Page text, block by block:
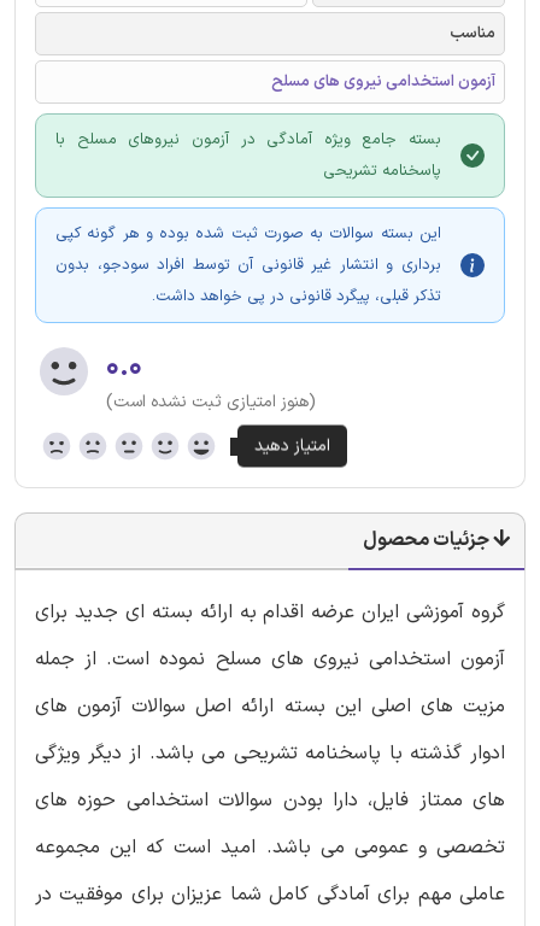
مناسب
آزمون استخدامی نیروی های مسلح
بسته جامع ویژه آمادگی در آزمون نیروهای مسلح با
پاسخنامه تشریحی
این بسته سوالات به صورت ثبت شده بوده و هر گونه کپی
برداری و انتشار غیر قانونی آن توسط افراد سودجو، بدون
تذکر قبلی، پیگرد قانونی در پی خواهد داشت.
۰.۰
(هنوز امتیازی ثبت نشده است)
جزئیات محصول
گروه آموزشی ایران عرضه اقدام به ارائه بسته ای جدید برای
آزمون استخدامی نیروی های مسلح نموده است. از جمله
مزیت های اصلی این بسته ارائه اصل سوالات آزمون های
ادوار گذشته با پاسخنامه تشریحی می باشد. از دیگر ویژگی
های ممتاز فایل، دارا بودن سوالات استخدامی حوزه های
تخصصی و عمومی می باشد. امید است که این مجموعه
عاملی مهم برای آمادگی کامل شما عزیزان برای موفقیت در